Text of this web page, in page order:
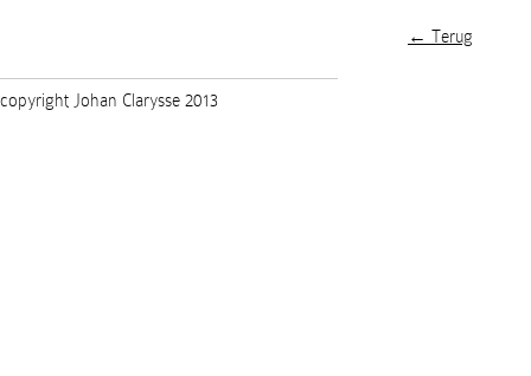
← Terug
copyright Johan Clarysse 2013